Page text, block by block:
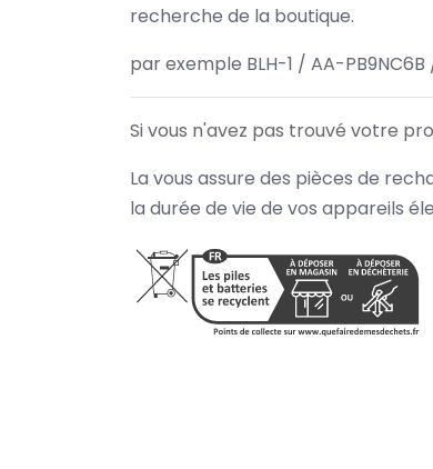
recherche de la boutique.
par exemple BLH-1 / AA-
Si vous n'avez pas trouvé votre
La vous assure des pièces de
la durée de vie de vos appareils